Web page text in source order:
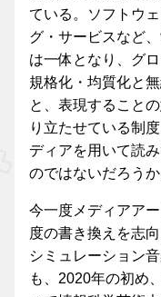
ている。ソフトウ
グ・サービスなど
は一体となり、グ
規格化・均質化と
と、表現すること
り立たせている制
ディアを用いて読
のではないだろうか
今一度メディアア
度の書き換えを志
シミュレーション
も、2020年の初め